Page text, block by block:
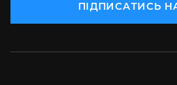
ПІДПИСАТИСЬ